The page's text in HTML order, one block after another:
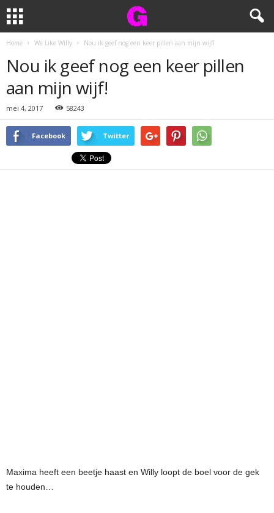
Home We Like Willy Nou ik geef nog een keer pillen aan mijn wijf!
Nou ik geef nog een keer pillen
aan mijn wijf!
mei 4, 2017 58243
Facebook Twitter
Maxima heeft een beetje haast en Willy loopt de boel voor de gek
te houden…